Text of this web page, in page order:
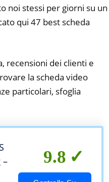
noi stessi per giorni su un
qui 47 best scheda
recensioni dei clienti e
la scheda video
particolari, sfoglia
–
9.8